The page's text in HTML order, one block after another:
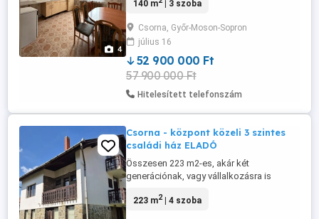
4
amely kiváló alapokkal rendelkezik, és
elképzeléseik szerint szeretnének
kialakítani egy igazán otthonos és
modern életteret. Az ingatlan repedés- és
...
140 m | 3 szoba
Csorna, Győr-Moson-Sopron
július 16
52 900 000 Ft
57 900 000 Ft
Hitelesített telefonszám
Csorna - központ közeli 3 szintes
családi ház ELADÓ
Összesen 223 m2-es, akár két
generációnak, vagy vállalkozásra is
HELYISÉGEK: Földszint (89,6 m2): - házon
223 m2| 4 szoba